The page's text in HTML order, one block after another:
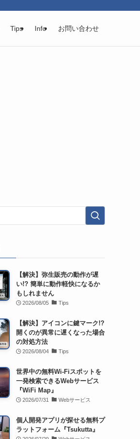
Tips Info お問い合わせ
【解決】弥生販売の動作が遅
い!? 簡単に動作軽快になるか
もしれません
2026/08/05 Tips
【解決】アイコンに鍵マーク!?
開くのが異常に遅くなった場合
の対処方法
2026/08/04 Tips
世界中の無料Wi-Fiスポットを
一発検索できるWebサービス
『WiFi Map』
2026/07/31 Webサービス
個人開発アプリが探せる無料プ
ラットフォーム『Tsukutta』